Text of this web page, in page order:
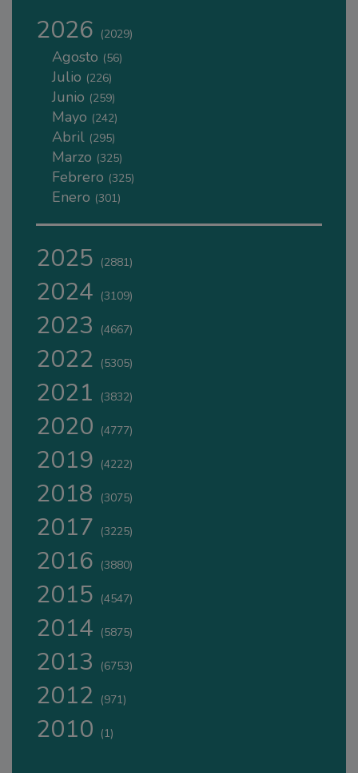
2026 (2029)
Agosto (56)
Julio (226)
Junio (259)
Mayo (242)
Abril (295)
Marzo (325)
Febrero (325)
Enero (301)
2025 (2881)
2024 (3109)
2023 (4667)
2022 (5305)
2021 (3832)
2020 (4777)
2019 (4222)
2018 (3075)
2017 (3225)
2016 (3880)
2015 (4547)
2014 (5875)
2013 (6753)
2012 (971)
2010 (1)